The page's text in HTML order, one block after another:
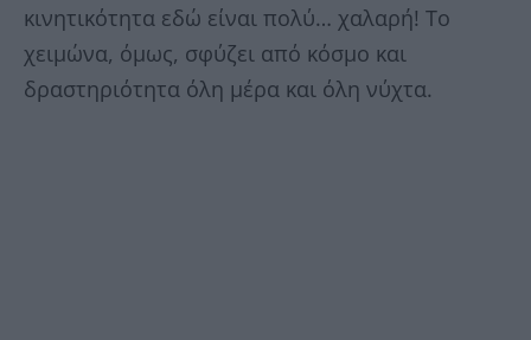
κινητικότητα εδώ είναι πολύ… χαλαρή! Το
χειμώνα, όμως, σφύζει από κόσμο και
δραστηριότητα όλη μέρα και όλη νύχτα.